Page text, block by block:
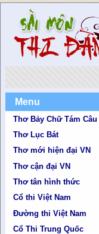
Menu
Thơ Bảy Chữ Tám Câu
Thơ Lục Bát
Thơ mới hiện đại VN
Thơ cận đại VN
Thơ tân hình thức
Cổ thi Việt Nam
Đường thi Việt Nam
Cổ Thi Trung Quốc